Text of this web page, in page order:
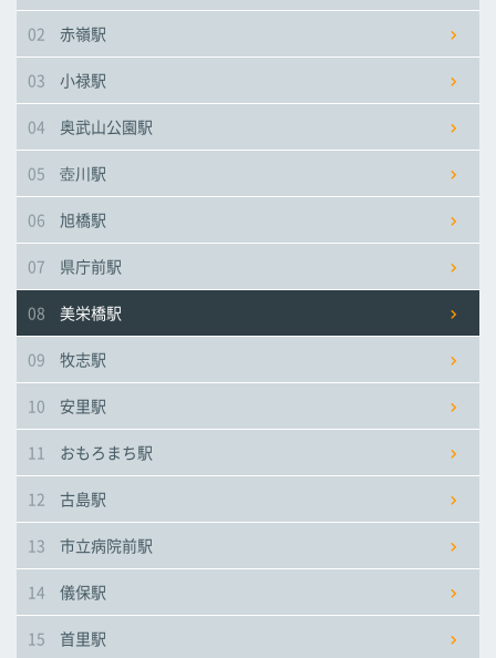
おもろまち駅
市立病院前駅
浦添前田駅
おもろまち駅
市立病院前駅
浦添前田駅
おもろまち駅
市立病院前駅
浦添前田駅
02 赤嶺駅
03 小禄駅
04 奥武山公園駅
05 壺川駅
06 旭橋駅
07 県庁前駅
08 美栄橋駅
09 牧志駅
10 安里駅
11 おもろまち駅
12 古島駅
13 市立病院前駅
14 儀保駅
15 首里駅